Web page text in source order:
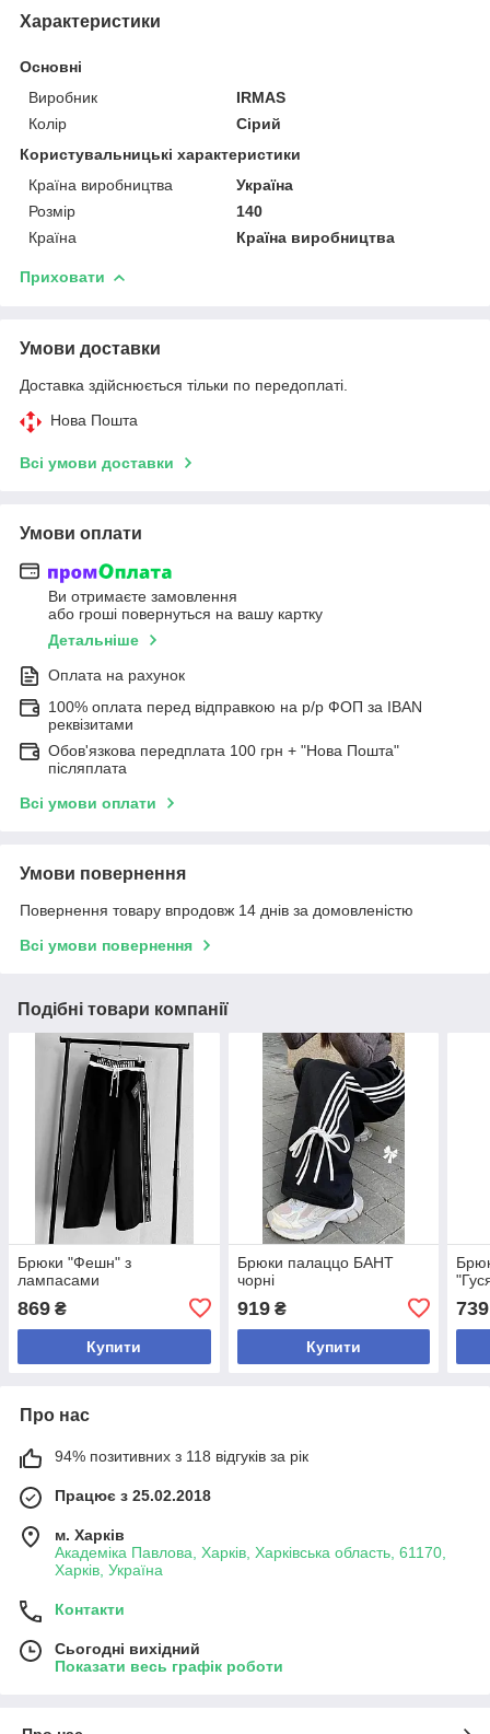
Характеристики
Основні
Виробник
IRMAS
Колір
Сірий
Користувальницькі характеристики
Країна виробництва
Україна
Розмір
140
Країна
Країна виробництва
Приховати
Умови доставки
Доставка здійснюється тільки по передоплаті.
Нова Пошта
Всі умови доставки
Умови оплати
Ви отримаєте замовлення
або гроші повернуться на вашу картку
Детальніше
Оплата на рахунок
100% оплата перед відправкою на р/р ФОП за IBAN
реквізитами
Обов'язкова передплата 100 грн + "Нова Пошта"
післяплата
Всі умови оплати
Умови повернення
Повернення товару впродовж 14 днів за домовленістю
Всі умови повернення
Подібні товари компанії
Брюки "Фешн" з
лампасами
869 ₴
Купити
Брюки палаццо БАНТ
чорні
919₴
Купити
739
Про нас
94% позитивних з 118 відгуків за рік
Працює з 25.02.2018
м. Харків
Академіка Павлова, Харків, Харківська область, 61170,
Харків, Україна
Контакти
Сьогодні вихідний
Показати весь графік роботи